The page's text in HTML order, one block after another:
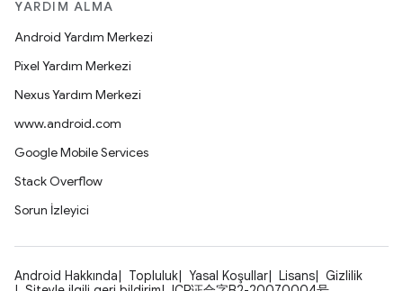
YARDIM ALMA
Android Yardım Merkezi
Pixel Yardım Merkezi
Nexus Yardım Merkezi
www.android.com
Google Mobile Services
Stack Overflow
Sorun İzleyici
Android Hakkında Topluluk Yasal Koşullar Lisans
Gizlilik